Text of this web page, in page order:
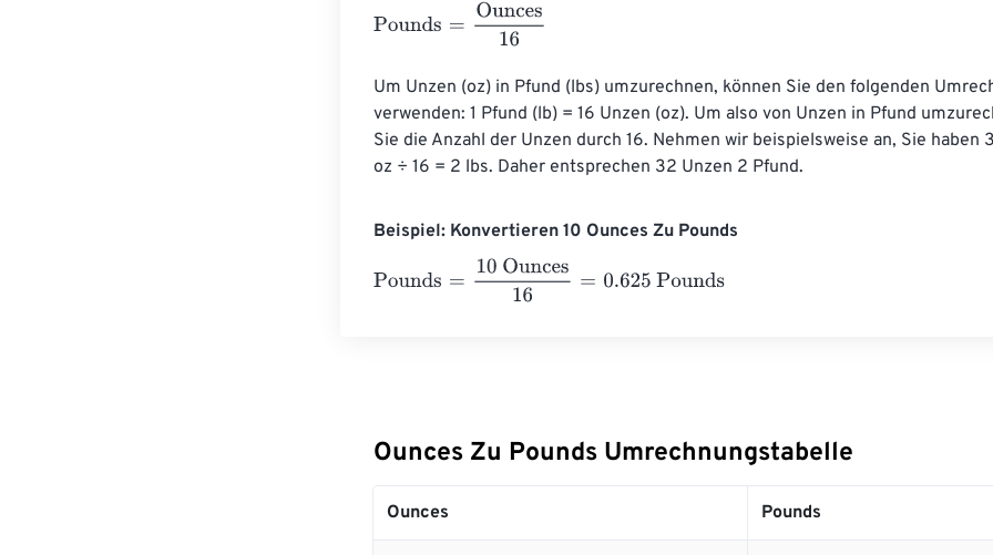
Pounds Ounces16
Um Unzen (oz) in Pfund (lbs) umzurechnen, können Sie den folgenden
verwenden: 1 Pfund (lb) = 16 Unzen (oz). Um also von Unzen in Pfund
Sie die Anzahl der Unzen durch 16. Nehmen wir beispielsweise an, Sie haben
oz ÷ 16 = 2 lbs. Daher entsprechen 32 Unzen 2 Pfund.
Beispiel: Konvertieren 10 Ounces Zu Pounds
Pounds
10 Ounces16=0.625 Pounds
Ounces Zu Pounds Umrechnungstabelle
Ounces Pounds